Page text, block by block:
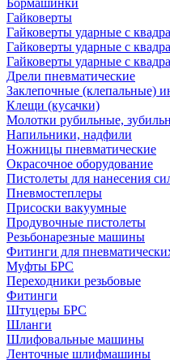
Бормашинки
Гайковерты
Гайковерты ударные с
Гайковерты ударные с
Гайковерты ударные с
Дрели пневматические
Заклепочные (клепальные)
Клещи (кусачки)
Молотки рубильные,
Напильники, надфили
Ножницы пневматические
Окрасочное оборудование
Пистолеты для нанесения
Пневмостеплеры
Присоски вакуумные
Продувочные пистолеты
Резьбонарезные машины
Фитинги для
Муфты БРС
Переходники резьбовые
Фитинги
Штуцеры БРС
Шланги
Шлифовальные машины
Ленточные шлифмашины